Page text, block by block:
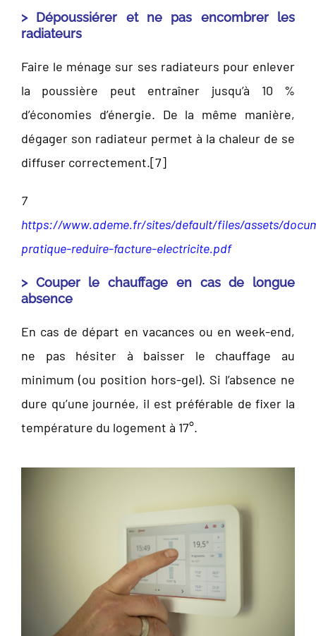
> Dépoussiérer et ne pas encombrer les
radiateurs
Faire le ménage sur ses radiateurs pour enlever
la poussière peut entraîner jusqu’à 10 %
d’économies d’énergie. De la même manière,
dégager son radiateur permet à la chaleur de se
diffuser correctement.[7]
7
https://www.ademe.fr/sites/default/files/assets/
pratique-reduire-facture-electricite.pdf
> Couper le chauffage en cas de longue
absence
En cas de départ en vacances ou en week-end,
ne pas hésiter à baisser le chauffage au
minimum (ou position hors-gel). Si l’absence ne
dure qu’une journée, il est préférable de fixer la
température du logement à 17°.